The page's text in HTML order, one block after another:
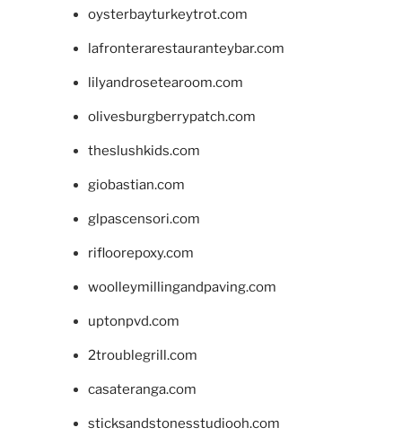
oysterbayturkeytrot.com
lafronterarestauranteybar.com
lilyandrosetearoom.com
olivesburgberrypatch.com
theslushkids.com
giobastian.com
glpascensori.com
rifloorepoxy.com
woolleymillingandpaving.com
uptonpvd.com
2troublegrill.com
casateranga.com
sticksandstonesstudiooh.com